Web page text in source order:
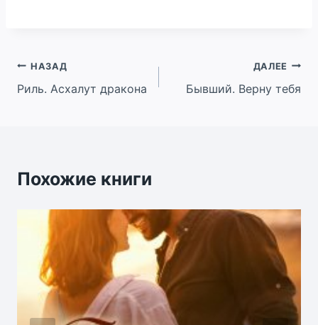
Навигация
по
НАЗАД
Риль. Асхалут дракона
ДАЛЕЕ
Бывший. Верну тебя
Похожие книги